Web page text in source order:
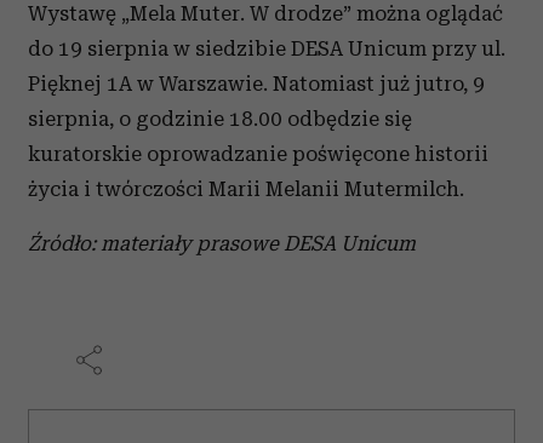
Wystawę „Mela Muter. W drodze” można oglądać
do 19 sierpnia w siedzibie DESA Unicum przy ul.
Pięknej 1A w Warszawie. Natomiast już jutro, 9
sierpnia, o godzinie 18.00 odbędzie się
kuratorskie oprowadzanie poświęcone historii
życia i twórczości Marii Melanii Mutermilch.
Źródło: materiały prasowe DESA Unicum